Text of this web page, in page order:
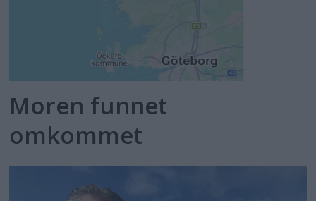
Moren funnet
omkommet